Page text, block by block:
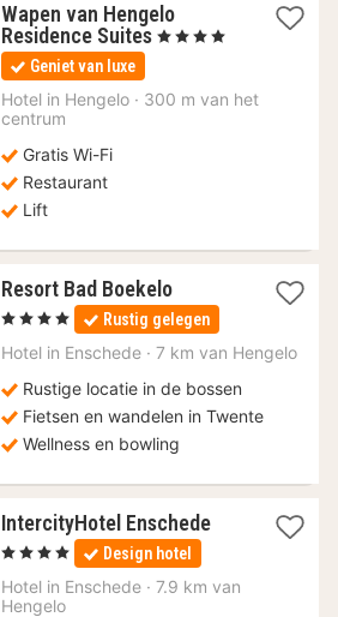
Wapen van Hengelo
Residence Suites 1
96,34
, 4 Sterren
Geniet van luxe
Hotel in Hengelo · 300 m van het
centrum
Gratis Wi-Fi
Restaurant
Lift
Resort Bad Boekelo1
nacht
vanaf
99
, 4 Sterren Rustig gelegen
Hotel in Enschede · 7 km van Hengelo
Rustige locatie in de bossen
Fietsen en wandelen in Twente
Wellness en bowling
IntercityHotel Enschede2
115
, 4 Sterren Design hotel
Hotel in Enschede · 7.9 km van
Hengelo